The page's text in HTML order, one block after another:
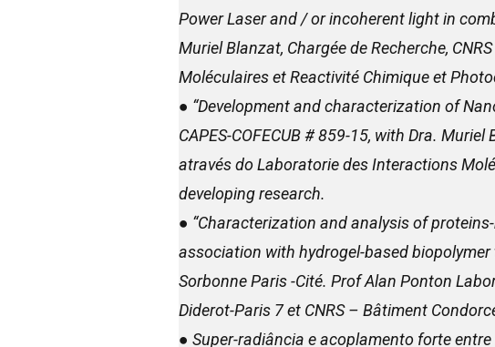
Power Laser and / or incoherent light in
Muriel Blanzat, Chargée de Recherche,
Moléculaires et Reactivité Chimique et
● “Development and characterization of
CAPES-COFECUB # 859-15, with Dra.
através do Laboratorie des Interactions
developing research.
● “Characterization and analysis of
association with hydrogel-based
Sorbonne Paris -Cité. Prof Alan Ponton
Diderot-Paris 7 et CNRS – Bâtiment
● Super-radiância e acoplamento forte